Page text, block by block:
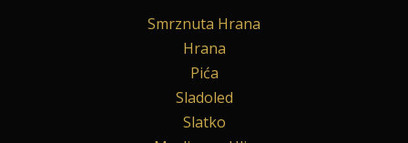
Smrznuta Hrana
Hrana
Pića
Sladoled
Slatko